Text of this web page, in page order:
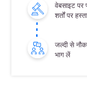
वेबसाइट पर
शर्तों पर
जल्दी से
भाग लें